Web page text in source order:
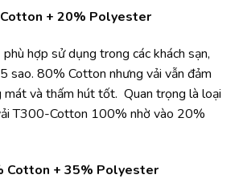
+ 20% Polyester
hợp sử dụng trong các khách sạn,
sao. 80% Cotton nhưng vải vẫn đảm
mát và thấm hút tốt. Quan trọng là loại
T300-Cotton 100% nhờ vào 20%
Cotton + 35% Polyester